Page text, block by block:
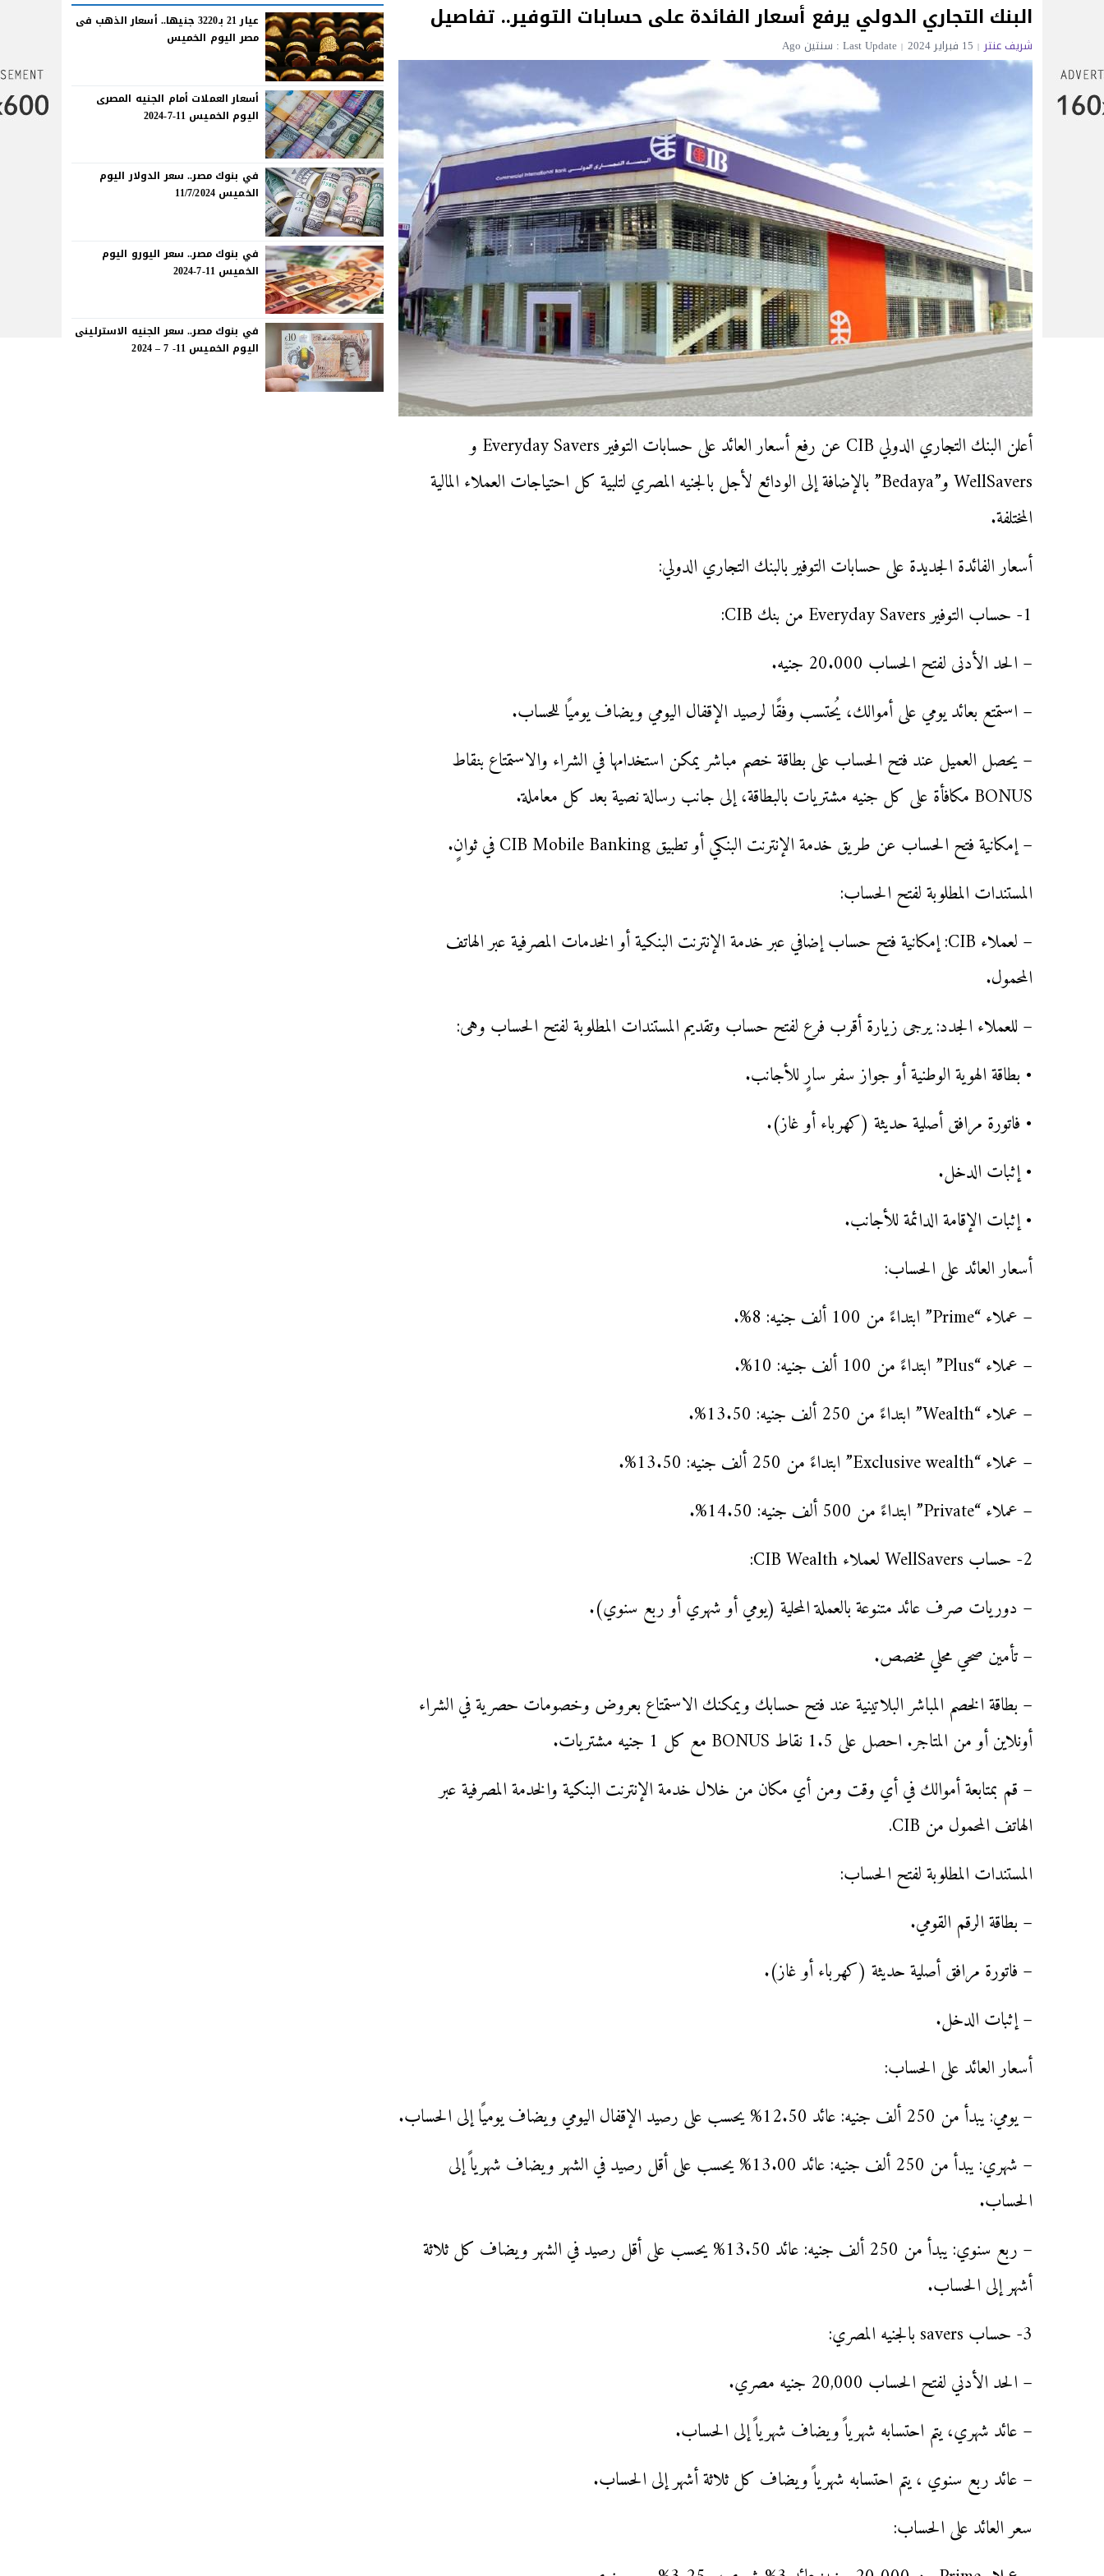
البنك التجاري الدولي يرفع أسعار الفائدة على حسابات التوفير.. تفاصيل
شريف عنتر 15 فبراير 2024 Last Update : سنتين Ago
أعلن البنك التجاري الدولي CIB عن رفع أسعار العائد على حسابات التوفير Everyday Savers و
WellSavers و”Bedaya” بالإضافة إلى الودائع لأجل بالجنيه المصري لتلبية كل احتياجات العملاء المالية
المختلفة.
أسعار الفائدة الجديدة على حسابات التوفير بالبنك التجاري الدولي:
1- حساب التوفير Everyday Savers من بنك CIB:
– الحد الأدنى لفتح الحساب 20.000 جنيه.
– استمتع بعائد يومي على أموالك، يُحتسب وفقًا لرصيد الإقفال اليومي ويضاف يوميًا للحساب.
– يحصل العميل عند فتح الحساب على بطاقة خصم مباشر يمكن استخدامها في الشراء والاستمتاع بنقاط
BONUS مكافأة على كل جنيه مشتريات بالبطاقة، إلى جانب رسالة نصية بعد كل معاملة.
– إمكانية فتح الحساب عن طريق خدمة الإنترنت البنكي أو تطبيق CIB Mobile Banking في ثوانٍ.
المستندات المطلوبة لفتح الحساب:
– لعملاء CIB: إمكانية فتح حساب إضافي عبر خدمة الإنترنت البنكية أو الخدمات المصرفية عبر الهاتف
المحمول.
– للعملاء الجدد: يرجى زيارة أقرب فرع لفتح حساب وتقديم المستندات المطلوبة لفتح الحساب وهى:
• بطاقة الهوية الوطنية أو جواز سفر سارٍ للأجانب.
• فاتورة مرافق أصلية حديثة (كهرباء أو غاز).
• إثبات الدخل.
• إثبات الإقامة الدائمة للأجانب.
أسعار العائد على الحساب:
– عملاء “Prime” ابتداءً من 100 ألف جنيه: 8%.
– عملاء “Plus” ابتداءً من 100 ألف جنيه: 10%.
– عملاء “Wealth” ابتداءً من 250 ألف جنيه: 13.50%.
– عملاء “Exclusive wealth” ابتداءً من 250 ألف جنيه: 13.50%.
– عملاء “Private” ابتداءً من 500 ألف جنيه: 14.50%.
2- حساب WellSavers لعملاء CIB Wealth:
– دوريات صرف عائد متنوعة بالعملة المحلية (يومي أو شهري أو ربع سنوي).
– تأمين صحي محلي مخصص.
– بطاقة الخصم المباشر البلاتينية عند فتح حسابك ويمكنك الاستمتاع بعروض وخصومات حصرية في الشراء
أونلاين أو من المتاجر. احصل على 1.5 نقاط BONUS مع كل 1 جنيه مشتريات.
– قم بمتابعة أموالك في أي وقت ومن أي مكان من خلال خدمة الإنترنت البنكية والخدمة المصرفية عبر
الهاتف المحمول من CIB.
المستندات المطلوبة لفتح الحساب:
– بطاقة الرقم القومي.
– فاتورة مرافق أصلية حديثة (كهرباء أو غاز).
– إثبات الدخل.
أسعار العائد على الحساب:
– يومي: يبدأ من 250 ألف جنيه: عائد 12.50% يحسب على رصيد الإقفال اليومي ويضاف يوميًا إلى الحساب.
– شهري: يبدأ من 250 ألف جنيه: عائد 13.00% يحسب على أقل رصيد في الشهر ويضاف شهرياً إلى
الحساب.
– ربع سنوي: يبدأ من 250 ألف جنيه: عائد 13.50% يحسب على أقل رصيد في الشهر ويضاف كل ثلاثة
أشهر إلى الحساب.
3- حساب savers بالجنيه المصري:
– الحد الأدني لفتح الحساب 20,000 جنيه مصري.
– عائد شهري، يتم احتسابه شهرياً ويضاف شهرياً إلى الحساب.
– عائد ربع سنوي ، يتم احتسابه شهرياً ويضاف كل ثلاثة أشهر إلى الحساب.
سعر العائد على الحساب:
عيار 21 بـ3220 جنيها.. أسعار الذهب فى
مصر اليوم الخميس
أسعار العملات أمام الجنيه المصرى
اليوم الخميس 11-7-2024
في بنوك مصر.. سعر الدولار اليوم
الخميس 11/7/2024
في بنوك مصر.. سعر اليورو اليوم
الخميس 11-7-2024
في بنوك مصر.. سعر الجنيه الاسترلينى
اليوم الخميس 11- 7 – 2024